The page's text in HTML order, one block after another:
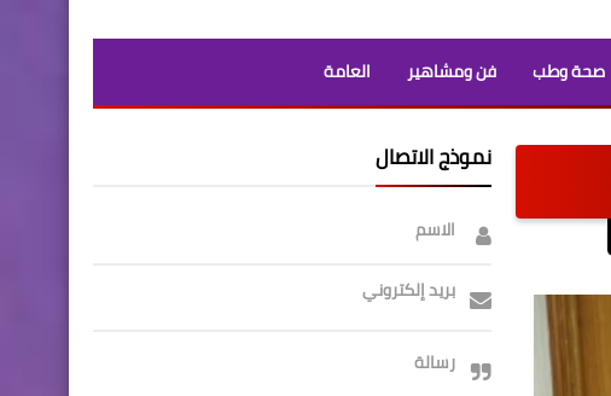
صحة وطب فن ومشاهير العامة
نموذج الاتصال
الاسم
بريد إلكتروني
رسالة